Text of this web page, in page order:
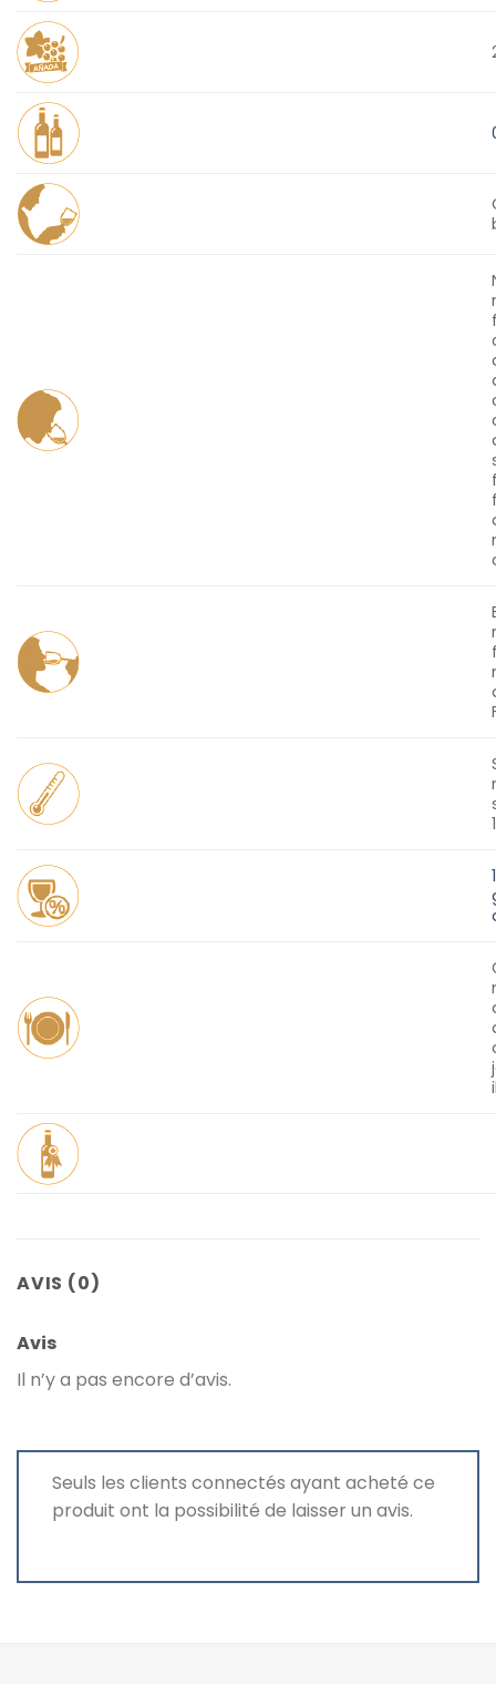
AVIS (0)
Avis
Il n’y a pas encore d’avis.
Seuls les clients connectés ayant acheté ce
produit ont la possibilité de laisser un avis.